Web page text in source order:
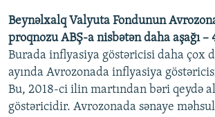
720p 1080p
Beynəlxalq Valyuta Fondunun
proqnozu ABŞ-a nisbətən daha aşağı –
Burada inflyasiya göstəricisi daha çox
ayında Avrozonada inflyasiya
Bu, 2018-ci ilin martından bəri qeydə
göstəricidir. Avrozonada sənaye